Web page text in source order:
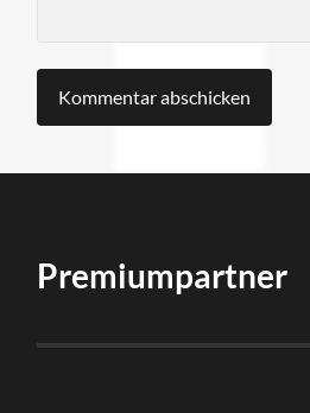
Premiumpartner